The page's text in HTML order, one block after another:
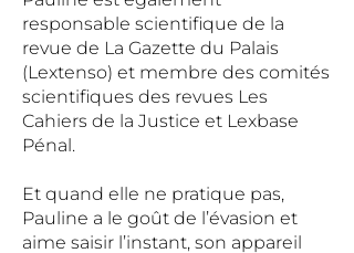
responsable scientifique de la
revue de La Gazette du Palais
(Lextenso) et membre des comités
scientifiques des revues Les
Cahiers de la Justice et Lexbase
Pénal.
Et quand elle ne pratique pas,
Pauline a le goût de l’évasion et
aime saisir l’instant, son appareil